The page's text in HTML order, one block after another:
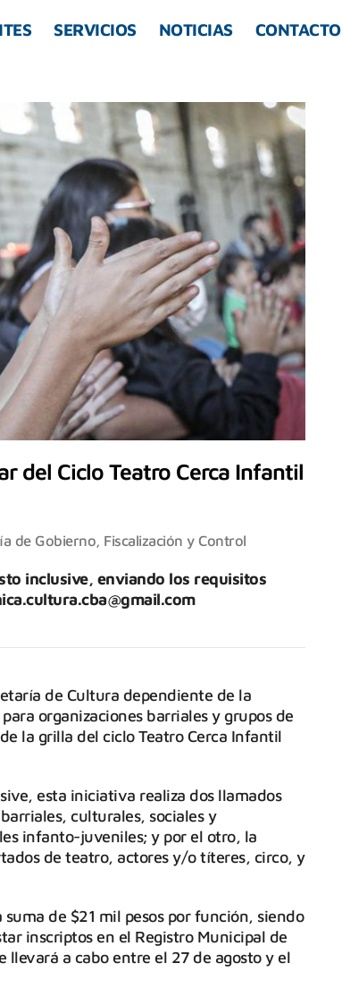
SERVICIOS NOTICIAS CONTACTO
del Ciclo Teatro Cerca Infantil
de Gobierno, Fiscalización y Control
inclusive, enviando los requisitos
de Cultura dependiente de la
organizaciones barriales y grupos de
la grilla del ciclo Teatro Cerca Infantil
esta iniciativa realiza dos llamados
culturales, sociales y
infanto-juveniles; y por el otro, la
de teatro, actores y/o títeres, circo, y
de $21 mil pesos por función, siendo
inscriptos en el Registro Municipal de
llevará a cabo entre el 27 de agosto y el